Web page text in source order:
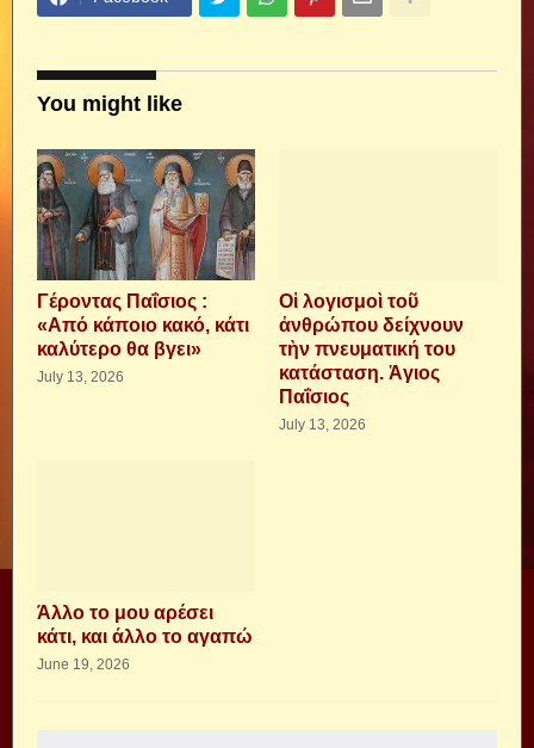
You might like
Γέροντας Παΐσιος :
«Από κάποιο κακό, κάτι
καλύτερο θα βγει»
July 13, 2026
Οἱ λογισμοὶ τοῦ
ἀνθρώπου δείχνουν
τὴν πνευματική του
κατάσταση. Ἁγιος
Παΐσιος
July 13, 2026
Άλλο το μου αρέσει
κάτι, και άλλο το αγαπώ
June 19, 2026